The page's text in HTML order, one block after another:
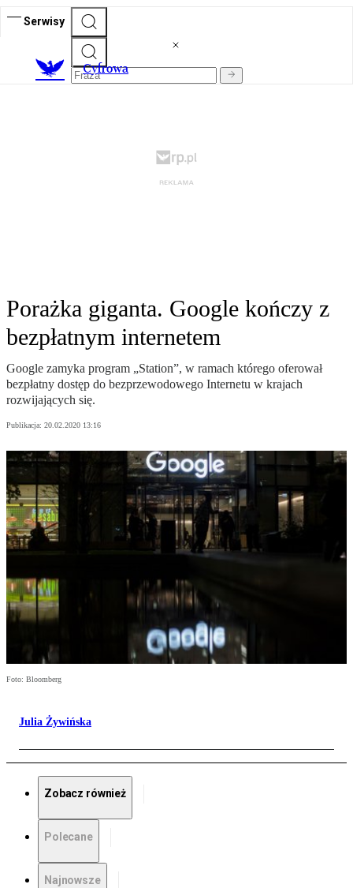
Serwisy
Cyfrowa
Porażka giganta. Google kończy z
bezpłatnym internetem
Google zamyka program „Station”, w ramach którego oferował
bezpłatny dostęp do bezprzewodowego Internetu w krajach
rozwijających się.
Publikacja: 20.02.2020 13:16
Foto: Bloomberg
Julia Żywińska
Zobacz również
Polecane
Najnowsze